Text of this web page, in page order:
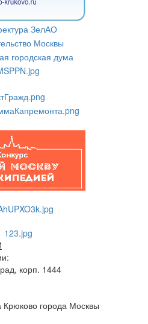
корп. 1444
города Москвы